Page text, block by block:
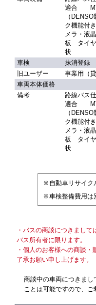
適合 MT
（
ク機能付
メラ・液
板 タイヤ
状
車検
抹消登録
旧ユーザー
事業用（
車両本体価格
備考
路線バス
適合 MT
（
ク機能付
メラ・液
板 タイヤ
状
※自動車リサイク
※車検整備費用は
・バスの商談につきまし
バス所有者に限ります。
・個人のお客様への商談
了承お願い申し上げます。
商談中の車両につきま
ことは可能ですので、ご